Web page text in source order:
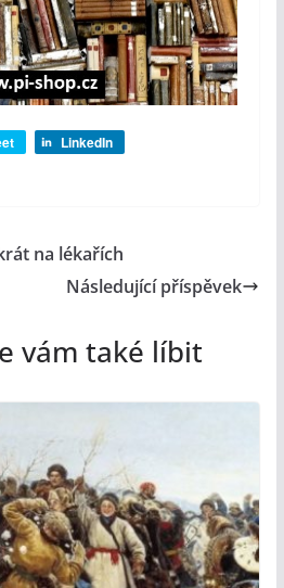
LinkedIn
na lékařích
Následující příspěvek
vám také líbit